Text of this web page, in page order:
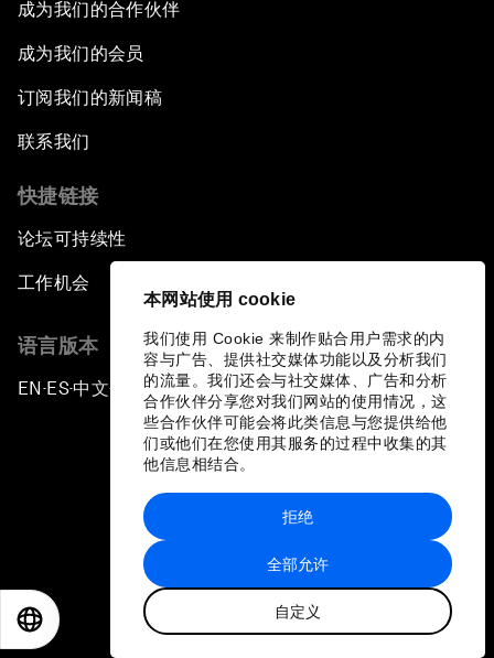
本网站使用 cookie
我们使用 Cookie 来制作贴合用户需求的内
容与广告、提供社交媒体功能以及分析我们
的流量。我们还会与社交媒体、广告和分析
合作伙伴分享您对我们网站的使用情况，这
些合作伙伴可能会将此类信息与您提供给他
们或他们在您使用其服务的过程中收集的其
他信息相结合。
全部允许
自定义
拒绝
成为我们的合作伙伴
成为我们的会员
订阅我们的新闻稿
联系我们
快捷链接
论坛可持续性
工作机会
语言版本
EN ▪ES▪中文▪ 日本語
站点地图
世界经济论坛